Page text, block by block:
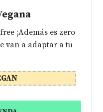
¡Además es zero
van a adaptar a tu